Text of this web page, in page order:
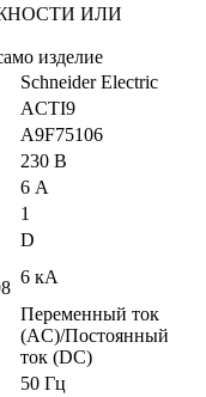
ИЛИ
изделие
Schneider Electric
ACTI9
A9F75106
230 В
6 А
1
D
6 кА
Переменный ток
(AC)/Постоянный
ток (DC)
50 Гц